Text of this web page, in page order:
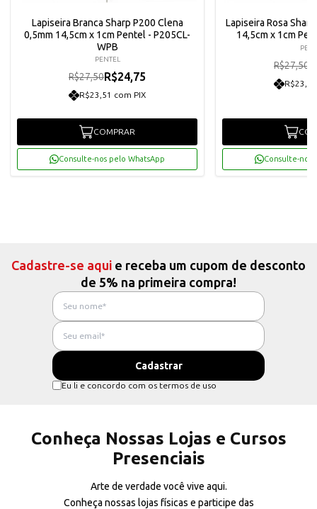
Lapiseira Branca Sharp P200 Clena
0,5mm 14,5cm x 1cm Pentel - P205CL-
WPB
PENTEL
R$27,50R$24,75
R$23,51 com PIX
COMPRAR
Consulte-nos pelo WhatsApp
Lapiseira Rosa
14,5cm x 1cm
R$27,50
Consulte-nos
Cadastre-se aqui e receba um cupom de desconto
de 5% na primeira compra!
Eu li e concordo com os termos de uso
Conheça Nossas Lojas e Cursos
Presenciais
Arte de verdade você vive aqui.
Conheça nossas lojas físicas e participe das